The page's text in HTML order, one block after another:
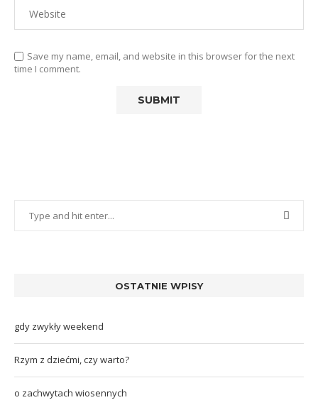
Save my name, email, and website in this browser for the next
time I comment.
OSTATNIE WPISY
gdy zwykły weekend
Rzym z dziećmi, czy warto?
o zachwytach wiosennych